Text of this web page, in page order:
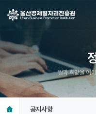
일과 희망을 이
공지사항